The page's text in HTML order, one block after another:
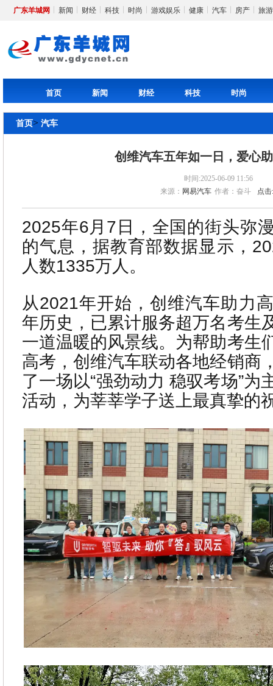
广东羊城网 新闻 财经 科技 时尚 游戏娱乐 健康 汽车 房产 旅游
首页 新闻 财经 科技 时尚
首页> 汽车
创维汽车五年如一日，爱心
时间:2025-06-09 11:56
来源： 网易汽车 作者：奋斗 点击:
2025年6月7日，全国的街头弥
的气息，据教育部数据显示，
人数1335万人。
从2021年开始，创维汽车助力
年历史，已累计服务超万名考生
一道温暖的风景线。为帮助考生
高考，创维汽车联动各地经销商
了一场以“强劲动力 稳驭考场”为
活动，为莘莘学子送上最真挚的